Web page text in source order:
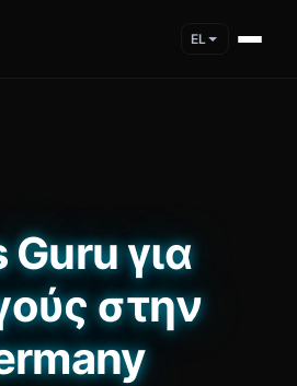
EL
Guru για
στην